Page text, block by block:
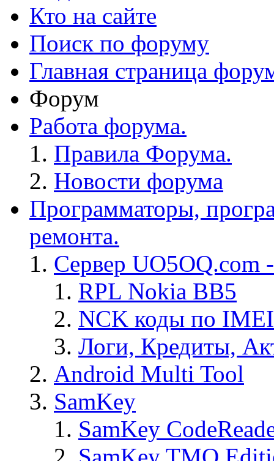
Кто на сайте
Поиск по форуму
Главная страница
Форум
Работа форума.
Правила Форума.
Новости форума
Программаторы,
ремонта.
Сервер
RPL Nokia BB5
NCK коды по IMEI
Логи, Кредиты,
Android Multi Tool
SamKey
SamKey